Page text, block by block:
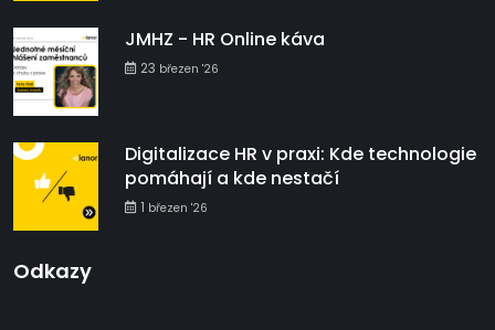
JMHZ - HR Online káva
23 březen '26
Digitalizace HR v praxi: Kde technologie
pomáhají a kde nestačí
1 březen '26
Odkazy